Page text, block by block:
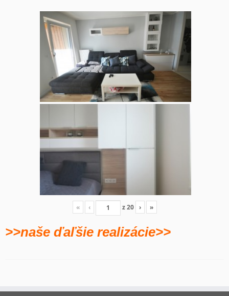
« ‹ z20 › »
>>naše ďaľšie realizácie>>